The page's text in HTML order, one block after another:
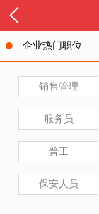
企业热门职位
销售管理
服务员
普工
保安人员